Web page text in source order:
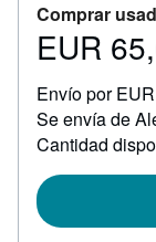
Comprar
Precio
65,00
EUR
Envío por
Se envía de
Cantidad